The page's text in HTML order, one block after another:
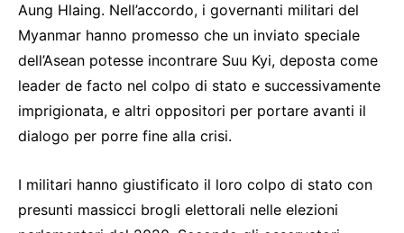
Aung Hlaing. Nell’accordo, i governanti militari del
Myanmar hanno promesso che un inviato speciale
dell’Asean potesse incontrare Suu Kyi, deposta come
leader de facto nel colpo di stato e successivamente
imprigionata, e altri oppositori per portare avanti il ​​
dialogo per porre fine alla crisi.
I militari hanno giustificato il loro colpo di stato con
presunti massicci brogli elettorali nelle elezioni